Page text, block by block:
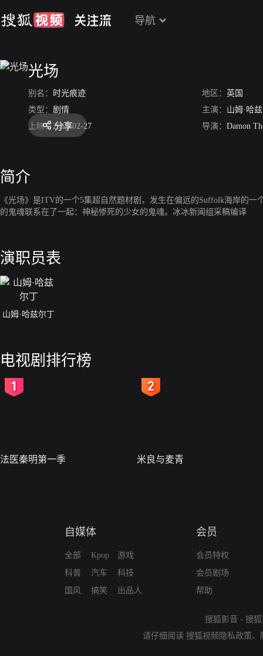
导航
光场
别名： 时光痕迹 地区： 英国
类型： 剧情 主演： 山姆·哈
上映： 2013-02-27 导演： Damon
分享
简介
《光场》是ITV的一个5集超自然题材剧，发生在偏远的Suffolk海岸的
的鬼魂联系在了一起：神秘惨死的少女的鬼魂。冰冰新闻组采稿编译
演职员表
山姆·哈兹尔丁
电视剧排行榜
法医秦明第一季 米良与麦青
自媒体
全部
科普
国风
Kpop
汽车
搞笑
游戏
科技
出品人
会员
会员特权
会员剧场
帮助
搜狐影音 - 搜
请仔细阅读 搜狐视频隐私政策、